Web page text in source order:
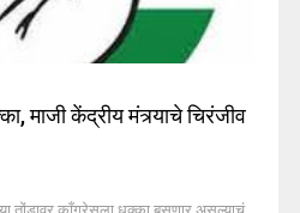
माजी केंद्रीय मंत्र्याचे चिरंजीव